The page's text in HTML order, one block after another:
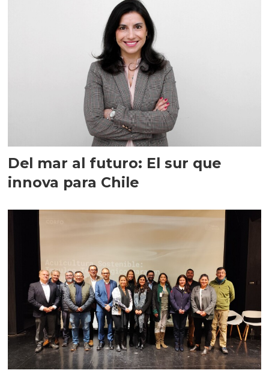
Del mar al futuro: El sur que
innova para Chile